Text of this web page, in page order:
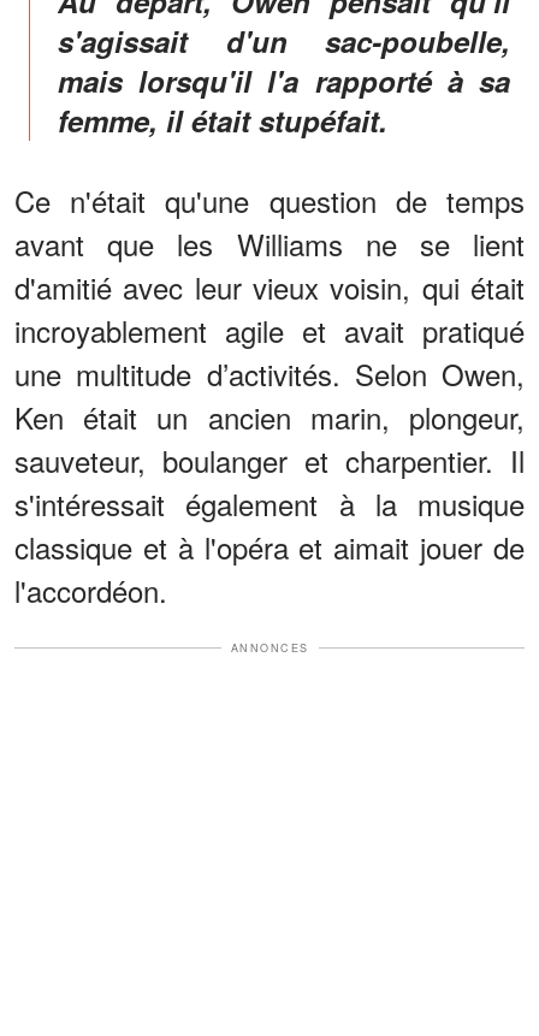
s'agissait d'un sac-poubelle,
mais lorsqu'il l'a rapporté à sa
femme, il était stupéfait.
Ce n'était qu'une question de temps
avant que les Williams ne se lient
d'amitié avec leur vieux voisin, qui était
incroyablement agile et avait pratiqué
une multitude d’activités. Selon Owen,
Ken était un ancien marin, plongeur,
sauveteur, boulanger et charpentier. Il
s'intéressait également à la musique
classique et à l'opéra et aimait jouer de
l'accordéon.
ANNONCES